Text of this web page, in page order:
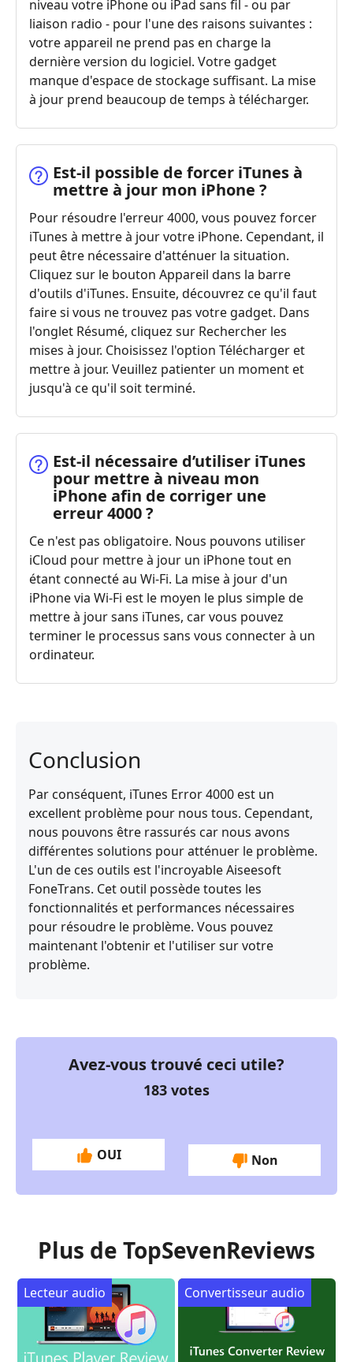
niveau votre iPhone ou iPad sans fil - ou par
liaison radio - pour l'une des raisons suivantes :
votre appareil ne prend pas en charge la
dernière version du logiciel. Votre gadget
manque d'espace de stockage suffisant. La mise
à jour prend beaucoup de temps à télécharger.
Est-il possible de forcer iTunes à
mettre à jour mon iPhone ?
Pour résoudre l'erreur 4000, vous pouvez forcer
iTunes à mettre à jour votre iPhone. Cependant, il
peut être nécessaire d'atténuer la situation.
Cliquez sur le bouton Appareil dans la barre
d'outils d'iTunes. Ensuite, découvrez ce qu'il faut
faire si vous ne trouvez pas votre gadget. Dans
l'onglet Résumé, cliquez sur Rechercher les
mises à jour. Choisissez l'option Télécharger et
mettre à jour. Veuillez patienter un moment et
jusqu'à ce qu'il soit terminé.
Est-il nécessaire d’utiliser iTunes
pour mettre à niveau mon
iPhone afin de corriger une
erreur 4000 ?
Ce n'est pas obligatoire. Nous pouvons utiliser
iCloud pour mettre à jour un iPhone tout en
étant connecté au Wi-Fi. La mise à jour d'un
iPhone via Wi-Fi est le moyen le plus simple de
mettre à jour sans iTunes, car vous pouvez
terminer le processus sans vous connecter à un
ordinateur.
Conclusion
Par conséquent, iTunes Error 4000 est un
excellent problème pour nous tous. Cependant,
nous pouvons être rassurés car nous avons
différentes solutions pour atténuer le problème.
L'un de ces outils est l'incroyable Aiseesoft
FoneTrans. Cet outil possède toutes les
fonctionnalités et performances nécessaires
pour résoudre le problème. Vous pouvez
maintenant l'obtenir et l'utiliser sur votre
problème.
Avez-vous trouvé ceci utile?
183 votes
OUI Non
Plus de TopSevenReviews
Lecteur audio Convertisseur audio